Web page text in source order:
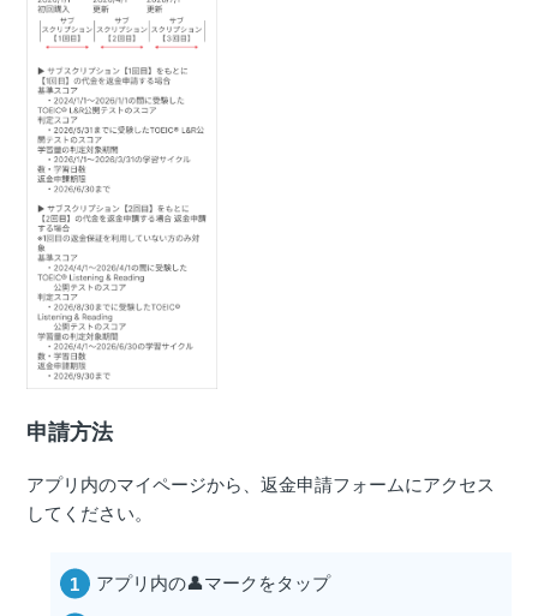
申請方法
アプリ内のマイページから、返金申請フォームにアクセス
してください。
アプリ内の👤マークをタップ